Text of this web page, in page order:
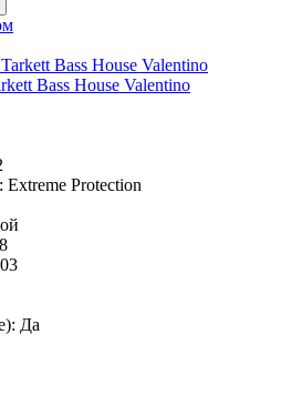
Bass House Valentino
Extreme Protection
8
Да